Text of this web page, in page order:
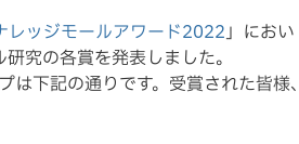
レッジモールアワード2022」におい
究の各賞を発表しました。
は下記の通りです。受賞された皆様